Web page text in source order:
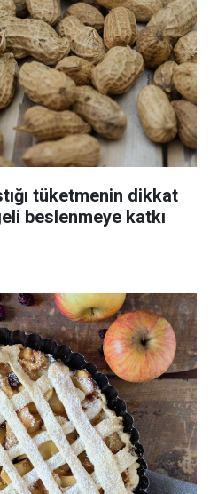
tüketmenin dikkat
beslenmeye katkı